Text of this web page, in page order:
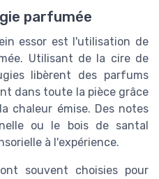
parfumée
essor est l'utilisation de
Utilisant de la cire de
libèrent des parfums
dans toute la pièce grâce
chaleur émise. Des notes
ou le bois de santal
à l'expérience.
souvent choisies pour